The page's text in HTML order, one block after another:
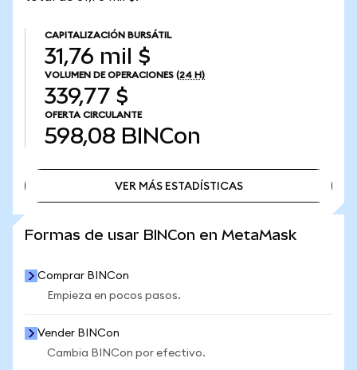
CAPITALIZACIÓN BURSÁTIL
31,76 mil $
VOLUMEN DE OPERACIONES (24 H)
339,77 $
OFERTA CIRCULANTE
598,08 BINCon
VER MÁS ESTADÍSTICAS
Formas de usar BINCon en MetaMask
Comprar BINCon
Empieza en pocos pasos.
Vender BINCon
Cambia BINCon por efectivo.